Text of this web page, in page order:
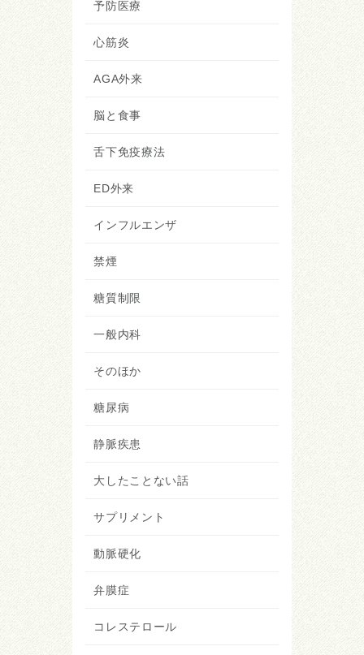
予防医療
心筋炎
AGA外来
脳と食事
舌下免疫療法
ED外来
インフルエンザ
禁煙
糖質制限
一般内科
そのほか
糖尿病
静脈疾患
大したことない話
サプリメント
動脈硬化
弁膜症
コレステロール